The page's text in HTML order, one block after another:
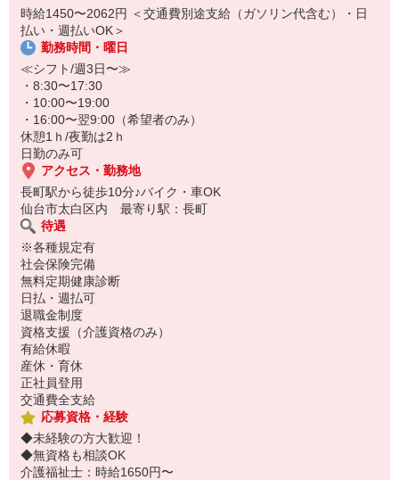
自立度の高い方が多いのでお仕事はかんたんな補助や見守りがメイ
ンです★
時給1450〜2062円 ＜交通費別途支給（ガソリン代含む）・日
払い・週払いOK＞
勤務時間・曜日
≪シフト/週3日〜≫
・8:30〜17:30
・10:00〜19:00
・16:00〜翌9:00（希望者のみ）
休憩1ｈ/夜勤は2ｈ
日勤のみ可
アクセス・勤務地
長町駅から徒歩10分♪バイク・車OK
仙台市太白区内 最寄り駅：長町
待遇
※各種規定有
社会保険完備
無料定期健康診断
日払・週払可
退職金制度
資格支援（介護資格のみ）
有給休暇
産休・育休
正社員登用
交通費全支給
応募資格・経験
◆未経験の方大歓迎！
◆無資格も相談OK
介護福祉士：時給1650円〜